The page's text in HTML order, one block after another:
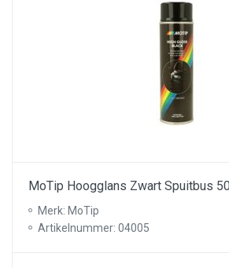
MoTip Hoogglans Zwart Spuitbus
Merk: MoTip
Artikelnummer: 04005